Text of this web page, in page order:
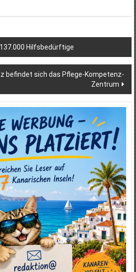
Hilfsbedürftige
befindet sich das Pflege-Kompetenz-
Zentrum